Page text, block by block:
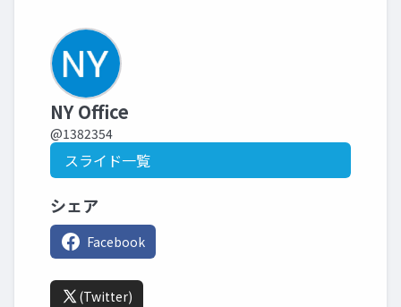
NY Office
@1382354
スライド一覧
シェア
Facebook
(Twitter)